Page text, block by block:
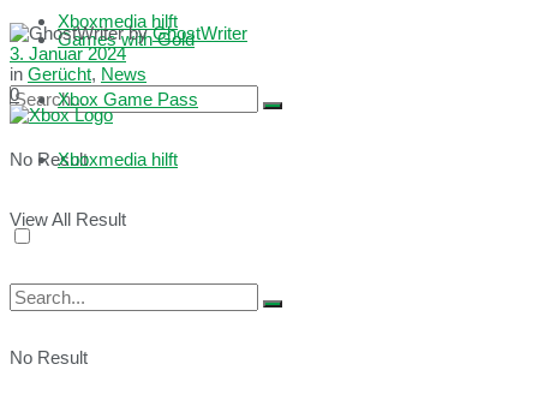
Xboxmedia hilft
No Result
View All Result
Games with Gold
Xbox Game Pass
Xboxmedia hilft
No Result
by GhostWriter
3. Januar 2024
in Gerücht, News
0